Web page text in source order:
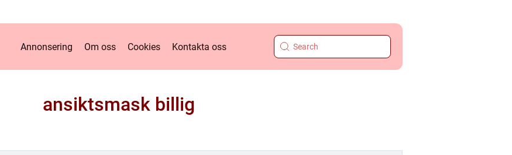
Annonsering Om oss Cookies Kontakta oss
ansiktsmask billig